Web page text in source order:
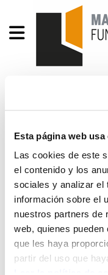
Esta página web usa
Las cookies de este
el contenido y los
sociales y analizar el
información sobre el
nuestros partners de
web, quienes
que les haya
partir del uso que
Enbata 2297 -
Sommaire ● La
pour son avenir
parlement. Pages
d’Euskal Herria
second tour ? Par
7 ● Nafarroa